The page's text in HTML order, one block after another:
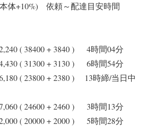
+10%) 依頼～配達目安時間
( 38400 + 3840 ) 4時間04分
( 31300 + 3130 ) 6時間54分
( 23800 + 2380 ) 13時締/当日中
( 24600 + 2460 ) 3時間13分
( 20000 + 2000 ) 5時間28分